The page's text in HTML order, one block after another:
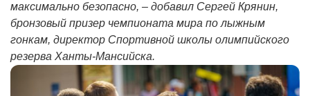
максимально безопасно, – добавил Сергей Крянин,
бронзовый призер чемпионата мира по лыжным
гонкам, директор Спортивной школы олимпийского
резерва Ханты-Мансийска.